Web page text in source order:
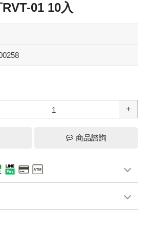
01 10入
+
商品諮詢